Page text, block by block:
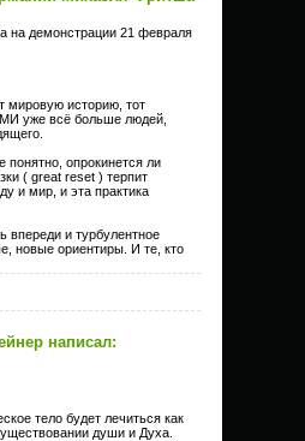
на демонстрации 21 февраля
мировую историю, тот
уже всё больше людей,
опрокинется ли
( great reset ) терпит
и мир, и эта практика
впереди и турбулентное
новые ориентиры. И те, кто
написал:
тело будет лечиться как
души и Духа.